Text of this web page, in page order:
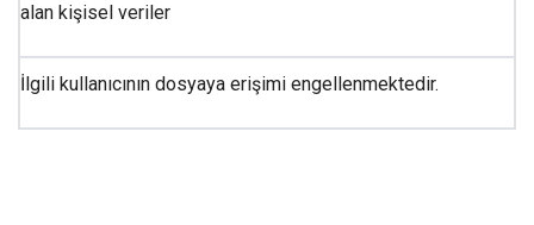
alan kişisel veriler
İlgili kullanıcının dosyaya erişimi engellenmektedir.